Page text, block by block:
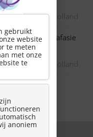
Zuid-Holland
met NAH / afasie
gebruikt
website
te meten
met onze
te
anoniem